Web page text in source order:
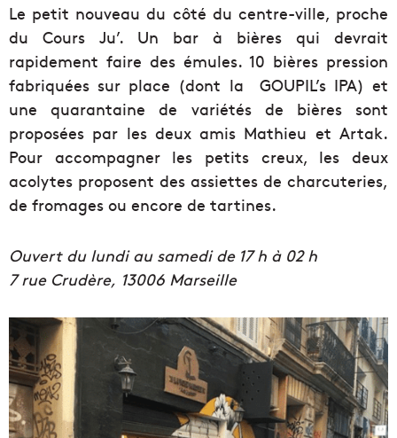
Le petit nouveau du côté du centre-ville, proche
du Cours Ju’. Un bar à bières qui devrait
rapidement faire des émules. 10 bières pression
fabriquées sur place (dont la GOUPIL’s IPA) et
une quarantaine de variétés de bières sont
proposées par les deux amis Mathieu et Artak.
Pour accompagner les petits creux, les deux
acolytes proposent des assiettes de charcuteries,
de fromages ou encore de tartines.
Ouvert du lundi au samedi de 17 h à 02 h
7 rue Crudère, 13006 Marseille